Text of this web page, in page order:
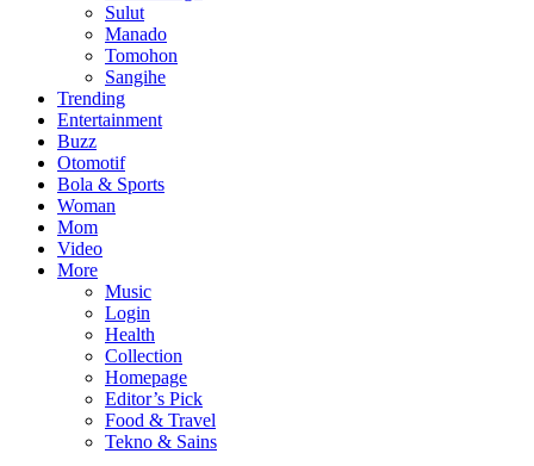
Sulut
Manado
Tomohon
Sangihe
Trending
Entertainment
Buzz
Otomotif
Bola & Sports
Woman
Mom
Video
More
Music
Login
Health
Collection
Homepage
Editor’s Pick
Food & Travel
Tekno & Sains